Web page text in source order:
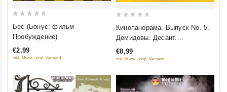
5
Бес (Бонус: фильм
Пробуждение)
€2,99
inkl. Mwst., zzgl. Versand
5
Кинопанорама. Выпуск No. 5.
Демидовы. Десант.
Мусульманин
€8,99
inkl. Mwst., zzgl. Versand